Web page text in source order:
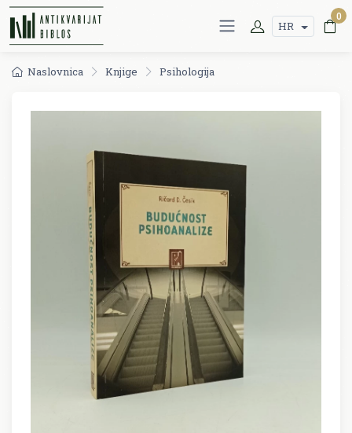
HR
0
Naslovnica Knjige Psihologija